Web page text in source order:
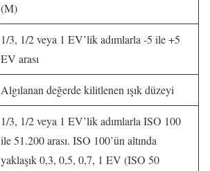
(M)
1/3, 1/2 veya 1 EV’lik adımlarla -5 ile +5
EV arası
Algılanan değerde kilitlenen ışık düzeyi
1/3, 1/2 veya 1 EV’lik adımlarla ISO 100
ile 51.200 arası. ISO 100’ün altında
yaklaşık 0,3, 0,5, 0,7, 1 EV (ISO 50